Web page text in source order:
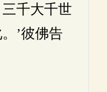
千大千世
’彼佛告